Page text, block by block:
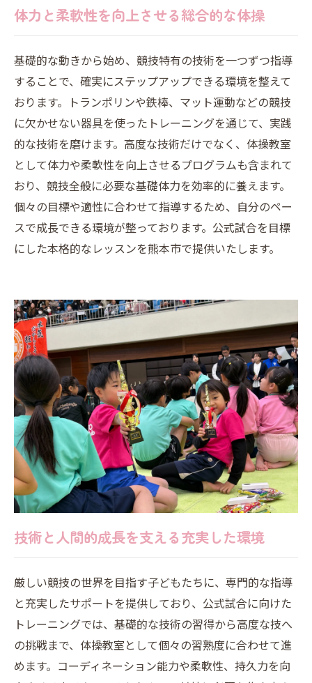
体力と柔軟性を向上させる総合的な体操
基礎的な動きから始め、競技特有の技術を一つずつ指導
することで、確実にステップアップできる環境を整えて
おります。トランポリンや鉄棒、マット運動などの競技
に欠かせない器具を使ったトレーニングを通じて、実践
的な技術を磨けます。高度な技術だけでなく、体操教室
として体力や柔軟性を向上させるプログラムも含まれて
おり、競技全般に必要な基礎体力を効率的に養えます。
個々の目標や適性に合わせて指導するため、自分のペー
スで成長できる環境が整っております。公式試合を目標
にした本格的なレッスンを熊本市で提供いたします。
技術と人間的成長を支える充実した環境
厳しい競技の世界を目指す子どもたちに、専門的な指導
と充実したサポートを提供しており、公式試合に向けた
トレーニングでは、基礎的な技術の習得から高度な技へ
の挑戦まで、体操教室として個々の習熟度に合わせて進
めます。コーディネーション能力や柔軟性、持久力を向